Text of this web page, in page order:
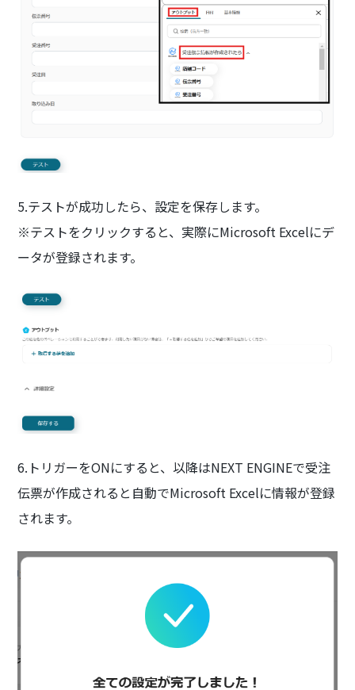
5.テストが成功したら、設定を保存します。
※テストをクリックすると、実際にMicrosoft Excelにデ
ータが登録されます。
6.トリガーをONにすると、以降はNEXT ENGINEで受注
伝票が作成されると自動でMicrosoft Excelに情報が登録
されます。